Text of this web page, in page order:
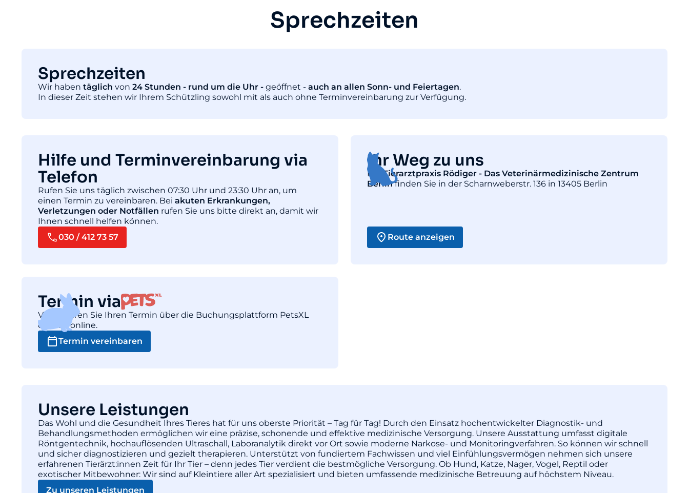
Sprechzeiten
Sprechzeiten
Wir haben täglich von 24 Stunden - rund um die Uhr - geöffnet - auch an allen Sonn- und Feiertagen.
In dieser Zeit stehen wir Ihrem Schützling sowohl mit als auch ohne Terminvereinbarung zur Verfügung.
Hilfe und Terminvereinbarung via
Telefon
Rufen Sie uns täglich zwischen 07:30 Uhr und 23:30 Uhr an, um
einen Termin zu vereinbaren. Bei akuten Erkrankungen,
Verletzungen oder Notfällen rufen Sie uns bitte direkt an, damit wir
Ihnen schnell helfen können.
030 / 412 73 57
Ihr Weg zu uns
Die
Tierarztpraxis Rödiger - Das Veterinärmedizinische Zentrum
Berlinfinden Sie in der Scharnweberstr. 136 in 13405 Berlin
Route anzeigen
Termin via
Vereinbaren Sie Ihren Termin über die Buchungsplattform PetsXL
einfach online.
Termin vereinbaren
Unsere Leistungen
Das Wohl und die Gesundheit Ihres Tieres hat für uns oberste Priorität – Tag für Tag! Durch den Einsatz hochentwickelter Diagnostik- und
Behandlungsmethoden ermöglichen wir eine präzise, schonende und effektive medizinische Versorgung. Unsere Ausstattung umfasst digitale
Röntgentechnik, hochauflösenden Ultraschall, Laboranalytik direkt vor Ort sowie moderne Narkose- und Monitoringverfahren. So können wir schnell
und sicher diagnostizieren und gezielt therapieren. Unterstützt von fundiertem Fachwissen und viel Einfühlungsvermögen nehmen sich unsere
erfahrenen Tierärzt:innen Zeit für Ihr Tier – denn jedes Tier verdient die bestmögliche Versorgung. Ob Hund, Katze, Nager, Vogel, Reptil oder
exotischer Mitbewohner: Wir sind auf Kleintiere aller Art spezialisiert und bieten umfassende medizinische Betreuung auf höchstem Niveau.
Zu unseren Leistungen